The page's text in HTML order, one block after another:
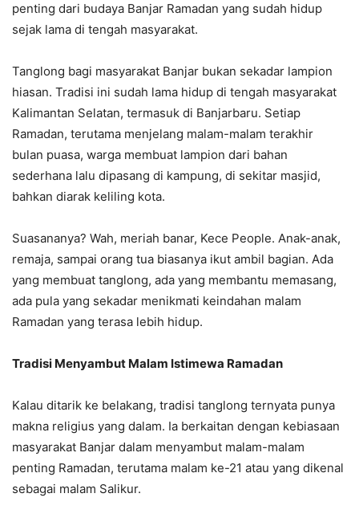
penting dari budaya Banjar Ramadan yang sudah hidup
sejak lama di tengah masyarakat.
Tanglong bagi masyarakat Banjar bukan sekadar lampion
hiasan. Tradisi ini sudah lama hidup di tengah masyarakat
Kalimantan Selatan, termasuk di Banjarbaru. Setiap
Ramadan, terutama menjelang malam-malam terakhir
bulan puasa, warga membuat lampion dari bahan
sederhana lalu dipasang di kampung, di sekitar masjid,
bahkan diarak keliling kota.
Suasananya? Wah, meriah banar, Kece People. Anak-anak,
remaja, sampai orang tua biasanya ikut ambil bagian. Ada
yang membuat tanglong, ada yang membantu memasang,
ada pula yang sekadar menikmati keindahan malam
Ramadan yang terasa lebih hidup.
Tradisi Menyambut Malam Istimewa Ramadan
Kalau ditarik ke belakang, tradisi tanglong ternyata punya
makna religius yang dalam. Ia berkaitan dengan kebiasaan
masyarakat Banjar dalam menyambut malam-malam
penting Ramadan, terutama malam ke-21 atau yang dikenal
sebagai malam Salikur.